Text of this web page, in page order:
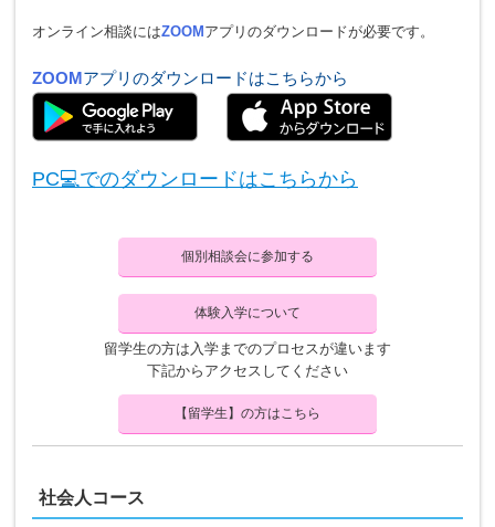
オンライン相談にはZOOM アプリのダウンロードが必要です。
ZOOMアプリのダウンロードはこちらから
PC💻でのダウンロードはこちらから
個別相談会に参加する
体験入学について
留学生の方は入学までのプロセスが違います
下記からアクセスしてください
【留学生】の方はこちら
社会人コース